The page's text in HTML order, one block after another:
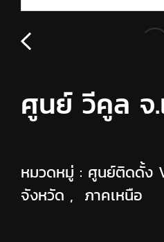
ศูนย์ วีคูล จ.
หมวดหมู่ : ศูนย์ติดดั้ง
จังหวัด , ภาคเหนือ